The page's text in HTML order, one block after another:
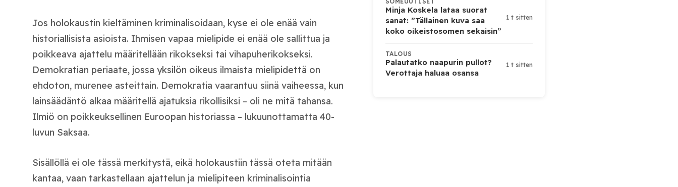
Jos holokaustin kieltäminen kriminalisoidaan, kyse ei ole enää vain
historiallisista asioista. Ihmisen vapaa mielipide ei enää ole sallittua ja
poikkeava ajattelu määritellään rikokseksi tai vihapuherikokseksi.
Demokratian periaate, jossa yksilön oikeus ilmaista mielipidettä on
ehdoton, murenee asteittain. Demokratia vaarantuu siinä vaiheessa, kun
lainsäädäntö alkaa määritellä ajatuksia rikollisiksi – oli ne mitä tahansa.
Ilmiö on poikkeuksellinen Euroopan historiassa – lukuunottamatta 40-
luvun Saksaa.
Sisällöllä ei ole tässä merkitystä, eikä holokaustiin tässä oteta mitään
kantaa, vaan tarkastellaan ajattelun ja mielipiteen kriminalisointia
Minja Koskela lataa suorat
sanat: ”Tällainen kuva saa
koko oikeistosomen sekaisin”
1 t sitten
TALOUS
Palautatko naapurin pullot?
Verottaja haluaa osansa
1 t sitten